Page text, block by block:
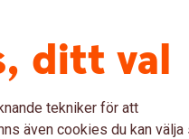
ditt val
tekniker för att
även cookies du kan välja